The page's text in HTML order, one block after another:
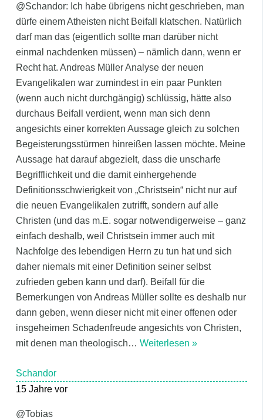
@Schandor: Ich habe übrigens nicht geschrieben, man
dürfe einem Atheisten nicht Beifall klatschen. Natürlich
darf man das (eigentlich sollte man darüber nicht
einmal nachdenken müssen) – nämlich dann, wenn er
Recht hat. Andreas Müller Analyse der neuen
Evangelikalen war zumindest in ein paar Punkten
(wenn auch nicht durchgängig) schlüssig, hätte also
durchaus Beifall verdient, wenn man sich denn
angesichts einer korrekten Aussage gleich zu solchen
Begeisterungsstürmen hinreißen lassen möchte. Meine
Aussage hat darauf abgezielt, dass die unscharfe
Begrifflichkeit und die damit einhergehende
Definitionsschwierigkeit von „Christsein“ nicht nur auf
die neuen Evangelikalen zutrifft, sondern auf alle
Christen (und das m.E. sogar notwendigerweise – ganz
einfach deshalb, weil Christsein immer auch mit
Nachfolge des lebendigen Herrn zu tun hat und sich
daher niemals mit einer Definition seiner selbst
zufrieden geben kann und darf). Beifall für die
Bemerkungen von Andreas Müller sollte es deshalb nur
dann geben, wenn dieser nicht mit einer offenen oder
insgeheimen Schadenfreude angesichts von Christen,
mit denen man theologisch… Weiterlesen »
Schandor
15 Jahre vor
@Tobias